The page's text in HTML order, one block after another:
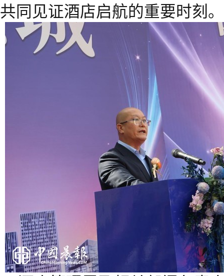
共同见证酒店启航的重要时刻。